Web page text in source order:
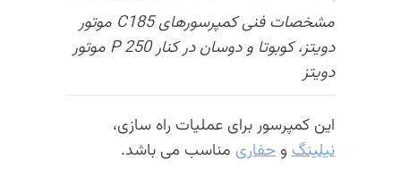
مشخصات فنی کمپرسورهای C185 موتور
دویتز، کوبوتا و دوسان در کنار P 250 موتور
دویتز
این کمپرسور برای عملیات‌ راه سازی،
نیلینگ و حفاری مناسب می باشد.